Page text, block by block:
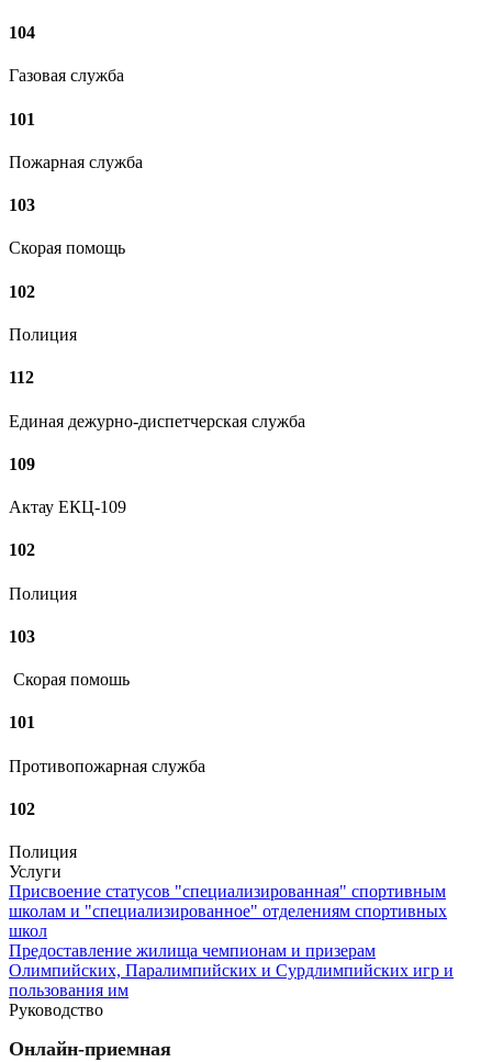
104
Газовая служба
101
Пожарная служба
103
Скорая помощь
102
Полиция
112
Единая дежурно-диспетчерская служба
109
Актау ЕКЦ-109
102
Полиция
103
Скорая помошь
101
Противопожарная служба
102
Полиция
Услуги
Присвоение статусов "специализированная" спортивным
школам и "специализированное" отделениям спортивных
школ
Предоставление жилища чемпионам и призерам
Олимпийских, Паралимпийских и Сурдлимпийских игр и
пользования им
Руководство
Онлайн-приемная